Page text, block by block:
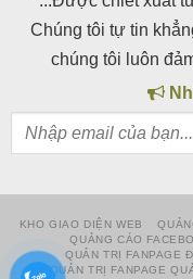
Chúng tôi tự tin
chúng tôi luôn
KHO GIAO DIỆN WEB
QUẢNG CÁO
QUẢN TRỊ FANPAGE
QUẢN TRỊ FANPAGE